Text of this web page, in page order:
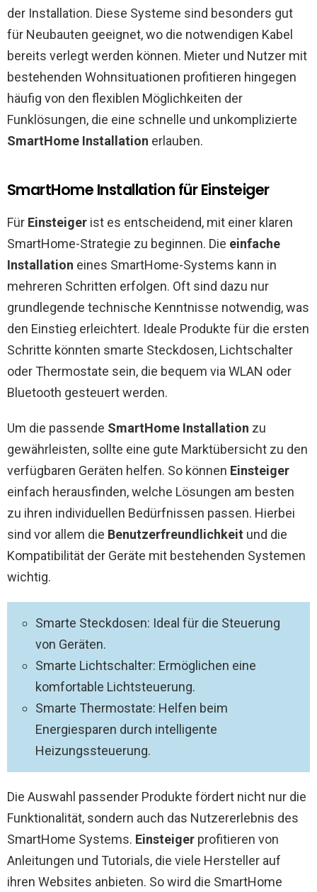
der Installation. Diese Systeme sind besonders gut
für Neubauten geeignet, wo die notwendigen Kabel
bereits verlegt werden können. Mieter und Nutzer mit
bestehenden Wohnsituationen profitieren hingegen
häufig von den flexiblen Möglichkeiten der
Funklösungen, die eine schnelle und unkomplizierte
SmartHome Installation erlauben.
SmartHome Installation für Einsteiger
Für Einsteiger ist es entscheidend, mit einer klaren
SmartHome-Strategie zu beginnen. Die einfache
Installation eines SmartHome-Systems kann in
mehreren Schritten erfolgen. Oft sind dazu nur
grundlegende technische Kenntnisse notwendig, was
den Einstieg erleichtert. Ideale Produkte für die ersten
Schritte könnten smarte Steckdosen, Lichtschalter
oder Thermostate sein, die bequem via WLAN oder
Bluetooth gesteuert werden.
Um die passende SmartHome Installation zu
gewährleisten, sollte eine gute Marktübersicht zu den
verfügbaren Geräten helfen. So können Einsteiger
einfach herausfinden, welche Lösungen am besten
zu ihren individuellen Bedürfnissen passen. Hierbei
sind vor allem die Benutzerfreundlichkeit und die
Kompatibilität der Geräte mit bestehenden Systemen
wichtig.
Smarte Steckdosen: Ideal für die Steuerung
von Geräten.
Smarte Lichtschalter: Ermöglichen eine
komfortable Lichtsteuerung.
Smarte Thermostate: Helfen beim
Energiesparen durch intelligente
Heizungssteuerung.
Die Auswahl passender Produkte fördert nicht nur die
Funktionalität, sondern auch das Nutzererlebnis des
SmartHome Systems. Einsteiger profitieren von
Anleitungen und Tutorials, die viele Hersteller auf
ihren Websites anbieten. So wird die SmartHome